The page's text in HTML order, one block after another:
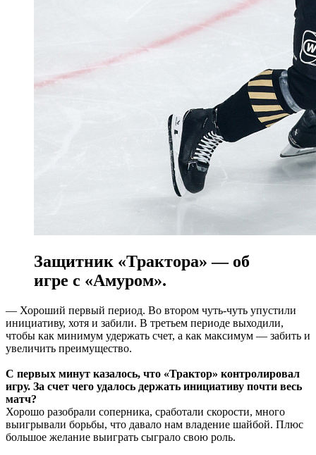
Защитник «Трактора» — об
игре с «Амуром».
— Хороший первый период. Во втором чуть-чуть упустили
инициативу, хотя и забили. В третьем периоде выходили,
чтобы как минимум удержать счет, а как максимум — забить и
увеличить преимущество.
С первых минут казалось, что «Трактор» контролировал
игру. За счет чего удалось держать инициативу почти весь
матч?
Хорошо разобрали соперника, сработали скорости, много
выигрывали борьбы, что давало нам владение шайбой. Плюс
большое желание выиграть сыграло свою роль.